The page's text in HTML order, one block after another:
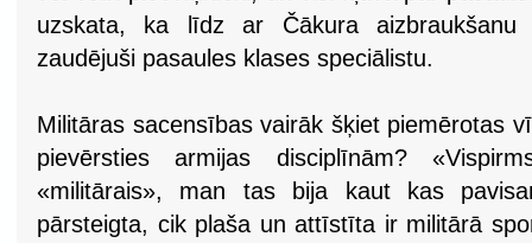
uzskata, ka līdz ar Čākura
zaudējuši pasaules klases speciālistu.
Militāras sacensības vairāk šķiet piemērotas
pievērsties armijas disciplīnām?
«militārais», man tas bija kaut kas
pārsteigta, cik plaša un attīstīta ir militārā